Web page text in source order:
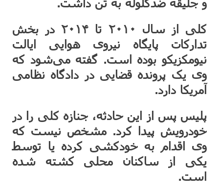
و جلیقه ضدگلوله به تن داشت.
کلی از سال ۲۰۱۰ تا ۲۰۱۴ در بخش
تدارکات پایگاه نیروی هوایی ایالت
نیومکزیکو بوده است. گفته می‌شود که
وی یک پرونده قضایی در دادگاه نظامی
آمریکا دارد.
پلیس پس از این حادثه، جنازه کلی را در
خودرویش پیدا کرد. مشخص نیست که
وی اقدام به خودکشی کرده یا توسط
یکی از ساکنان محلی کشته شده
است.